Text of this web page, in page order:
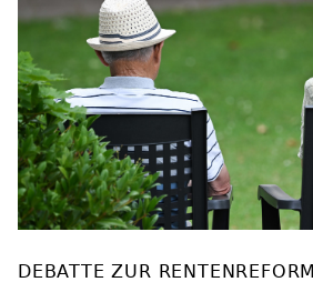
DEBATTE ZUR RENTENREFORM